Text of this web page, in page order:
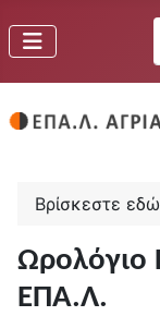
Βρίσκεστε
Ωρολόγιο
ΕΠΑ.Λ.